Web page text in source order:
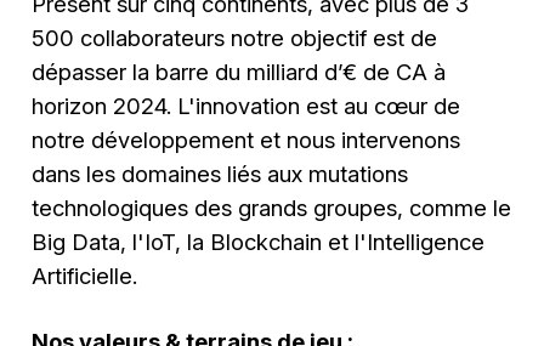
500 collaborateurs notre objectif est de
dépasser la barre du milliard d’€ de CA à
horizon 2024. L'innovation est au cœur de
notre développement et nous intervenons
dans les domaines liés aux mutations
technologiques des grands groupes, comme le
Big Data, l'IoT, la Blockchain et l'Intelligence
Artificielle.